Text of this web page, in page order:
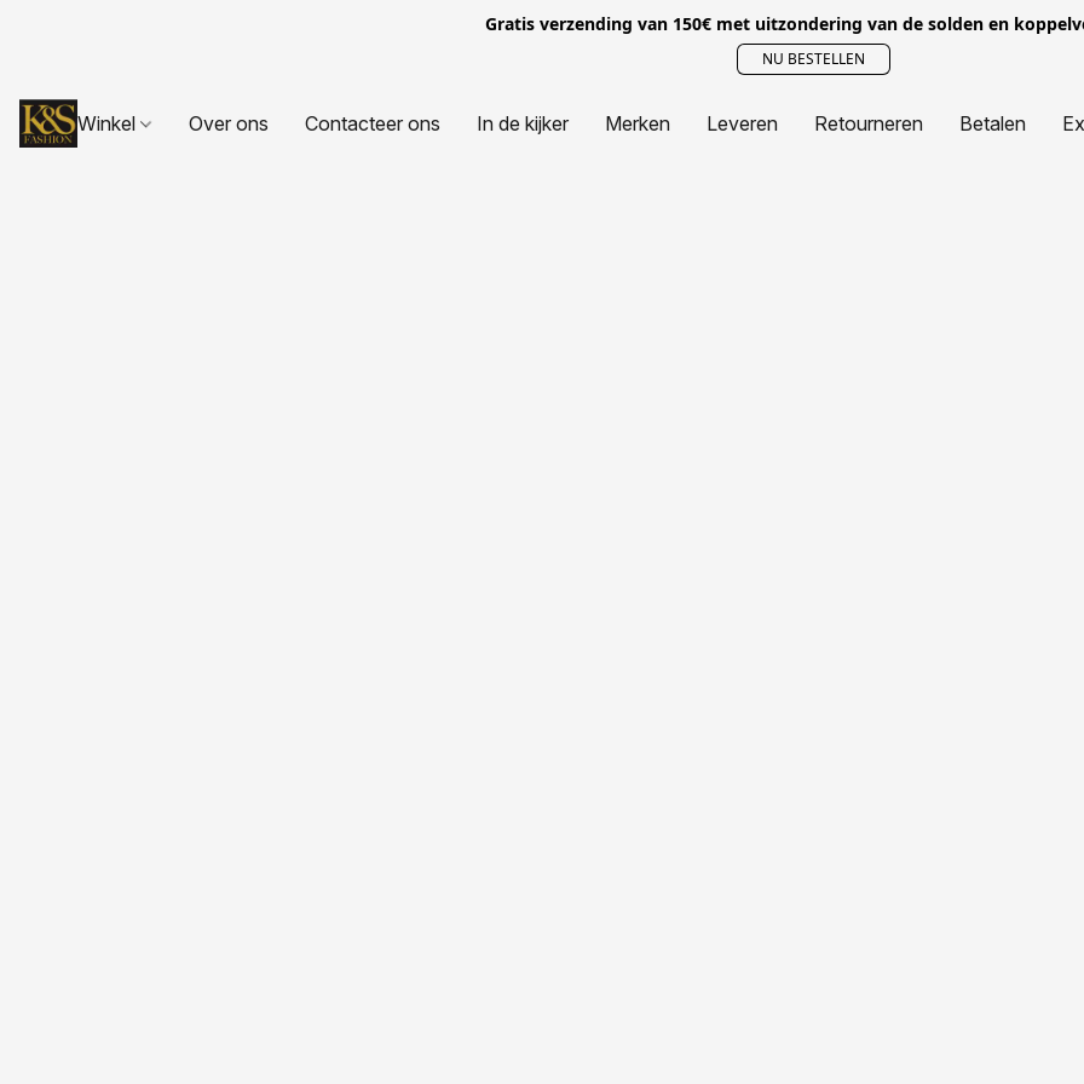
Gratis verzending van 150€ met uitzondering van de solden en
NU BESTELLEN
Winkel Over ons Contacteer ons In de kijker Merken Leveren Retourneren Betalen